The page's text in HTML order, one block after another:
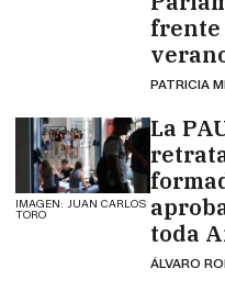
frente
PATRICIA
IMAGEN: JUAN CARLOS
TORO
La
toda
ÁLVARO